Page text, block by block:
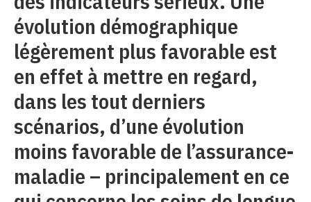
évolution démographique
légèrement plus favorable est
en effet à mettre en regard,
dans les tout derniers
scénarios, d’une évolution
moins favorable de l’assurance-
maladie – principalement en ce